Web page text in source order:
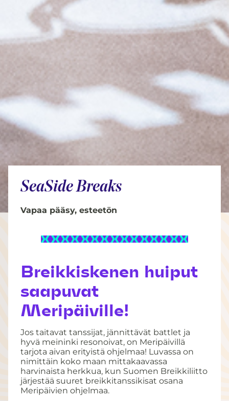
SeaSide Breaks
Vapaa pääsy, esteetön
Breikkiskenen huiput
saapuvat
Meripäiville!
Jos taitavat tanssijat, jännittävät battlet ja
hyvä meininki resonoivat, on Meripäivillä
tarjota aivan erityistä ohjelmaa! Luvassa on
nimittäin koko maan mittakaavassa
harvinaista herkkua, kun Suomen Breikkiliitto
järjestää suuret breikkitanssikisat osana
Meripäivien ohjelmaa.